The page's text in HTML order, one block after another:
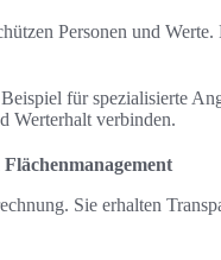
Personen und Werte.
für spezialisierte
Werterhalt verbinden.
Sie erhalten